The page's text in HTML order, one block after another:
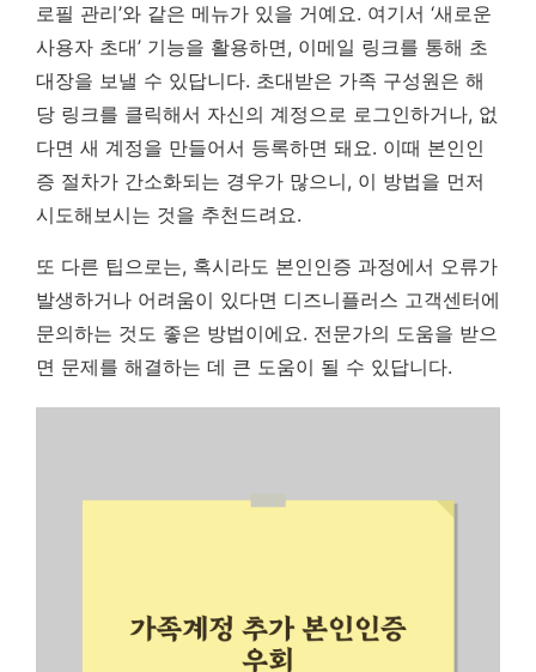
로필 관리’와 같은 메뉴가 있을 거예요. 여기서 ‘새로운
사용자 초대’ 기능을 활용하면, 이메일 링크를 통해 초
대장을 보낼 수 있답니다. 초대받은 가족 구성원은 해
당 링크를 클릭해서 자신의 계정으로 로그인하거나, 없
다면 새 계정을 만들어서 등록하면 돼요. 이때 본인인
증 절차가 간소화되는 경우가 많으니, 이 방법을 먼저
시도해보시는 것을 추천드려요.
또 다른 팁으로는, 혹시라도 본인인증 과정에서 오류가
발생하거나 어려움이 있다면 디즈니플러스 고객센터에
문의하는 것도 좋은 방법이에요. 전문가의 도움을 받으
면 문제를 해결하는 데 큰 도움이 될 수 있답니다.